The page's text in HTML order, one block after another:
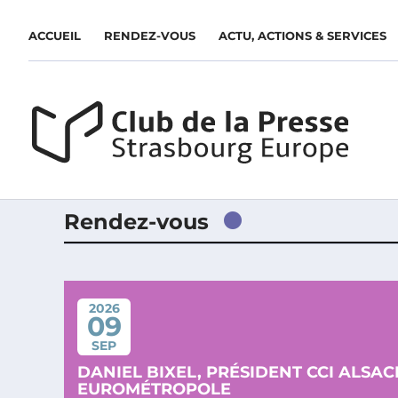
ACCUEIL RENDEZ-VOUS ACTU, ACTIONS & SERVICES
Rendez-vous
2026
09
SEP
DANIEL BIXEL, PRÉSIDENT CCI
EUROMÉTROPOLE